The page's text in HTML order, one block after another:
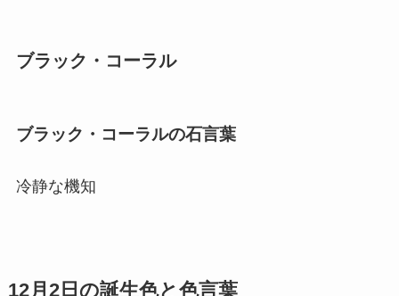
ブラック・コーラル
ブラック・コーラルの石言葉
冷静な機知
12月2日の誕生色と色言葉